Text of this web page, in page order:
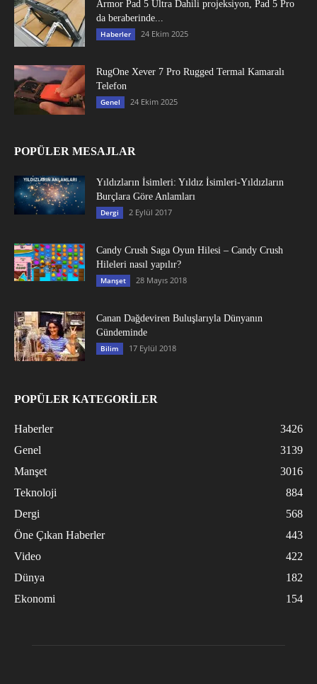
Armor Pad 5 Ultra Dahili projeksiyon, Pad 5 Pro
da beraberinde...
Haberler 24 Ekim 2025
RugOne Xever 7 Pro Rugged Termal Kamaralı
Telefon
Genel 24 Ekim 2025
POPÜLER MESAJLAR
Yıldızların İsimleri: Yıldız İsimleri-Yıldızların
Burçlara Göre Anlamları
Dergi 2 Eylül 2017
Candy Crush Saga Oyun Hilesi – Candy Crush
Hileleri nasıl yapılır?
Manşet 28 Mayıs 2018
Canan Dağdeviren Buluşlarıyla Dünyanın
Gündeminde
Bilim 17 Eylül 2018
POPÜLER KATEGORİLER
Haberler
3426
Genel
3139
Manşet
3016
Teknoloji
884
Dergi
568
Öne Çıkan Haberler
443
Video
422
Dünya
182
Ekonomi
154